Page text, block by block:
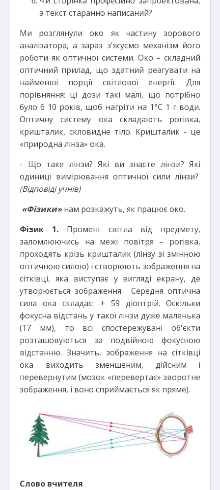
а текст старанно написаний?
Ми розглянули око як частину зорового
аналізатора, а зараз з'ясуємо механізм його
роботи як оптичної системи. Око – складний
оптичний прилад, що здатний реагувати на
найменші порції світлової енергії. Для
порівняння: ці дози такі малі, що потрібно
було б 10 років, щоб нагріти на 1°С 1 г води.
Оптичну систему ока складають рогівка,
кришталик, скловидне тіло. Кришталик - це
«природна лінза» ока.
- Що таке лінзи? Які ви знаєте лінзи? Які
одиниці вимірювання оптичної сили лінзи?
(Відповіді учнів)
«Фізики»нам розкажуть, як працює око.
Фізик 1. Промені світла від предмету,
заломлюючись на межі повітря – рогівка,
проходять крізь кришталик (лінзу зі змінною
оптичною силою) і створюють зображення на
сітківці, яка виступає у вигляді екрану, де
утворюється зображення. Середня оптична
сила ока складає: + 59 діоптрій. Оскільки
фокусна відстань у такої лінзи дуже маленька
(17 мм), то всі спостережувані об'єкти
розташовуються за подвійною фокусною
відстанню. Значить, зображення на сітківці
ока виходить зменшеним, дійсним і
перевернутим (мозок «перевертає» зворотне
зображення, і воно сприймається як пряме).
Слово вчителя